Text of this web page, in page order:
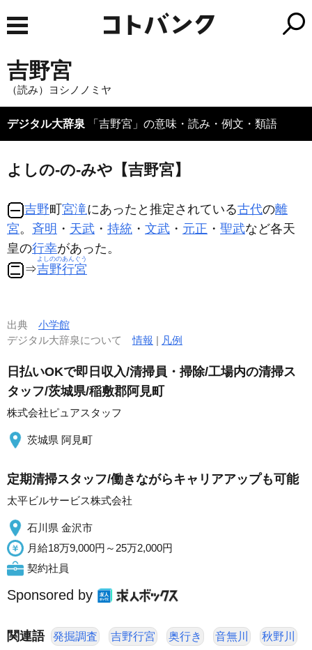
吉野宮
（読み）ヨシノノミヤ
デジタル大辞泉 「吉野宮」の意味・読み・例文・類語
よしの‐の‐みや【吉野宮】
吉野町 宮滝にあったと推定されている古代の離
宮。 斉明 ・ 天武 ・ 持統 ・ 文武 ・ 元正 ・ 聖武など各天
皇の行幸があった。
⇒吉野行宮
よしののあんぐう
出典 小学館
デジタル大辞泉について情報 | 凡例
日払いOKで即日収入/清掃員・掃除/工場内の清掃ス
タッフ/茨城県/稲敷郡阿見町
株式会社ピュアスタッフ
茨城県 阿見町
定期清掃スタッフ/働きながらキャリアアップも可能
太平ビルサービス株式会社
石川県 金沢市
月給18万9,000円～25万2,000円
契約社員
Sponsored by
関連語 発掘調査 吉野行宮 奥行き 音無川 秋野川